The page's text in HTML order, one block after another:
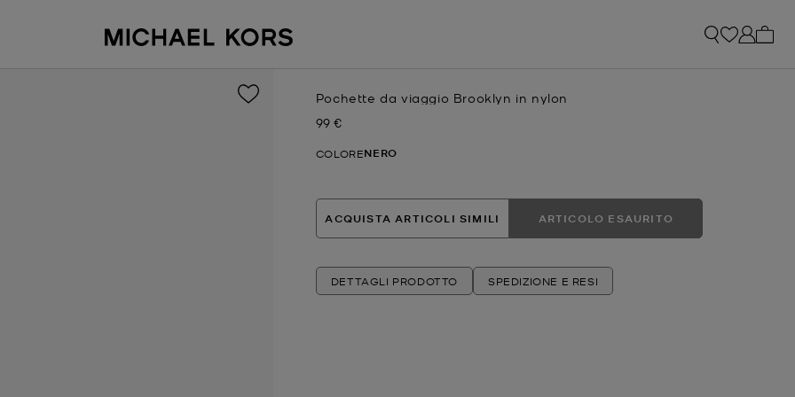
Pochette da viaggio Brooklyn in nylon
Prezzo attuale
99 €
COLORENERO
ACQUISTA ARTICOLI SIMILI ARTICOLO ESAURITO
DETTAGLI PRODOTTO SPEDIZIONE E RESI